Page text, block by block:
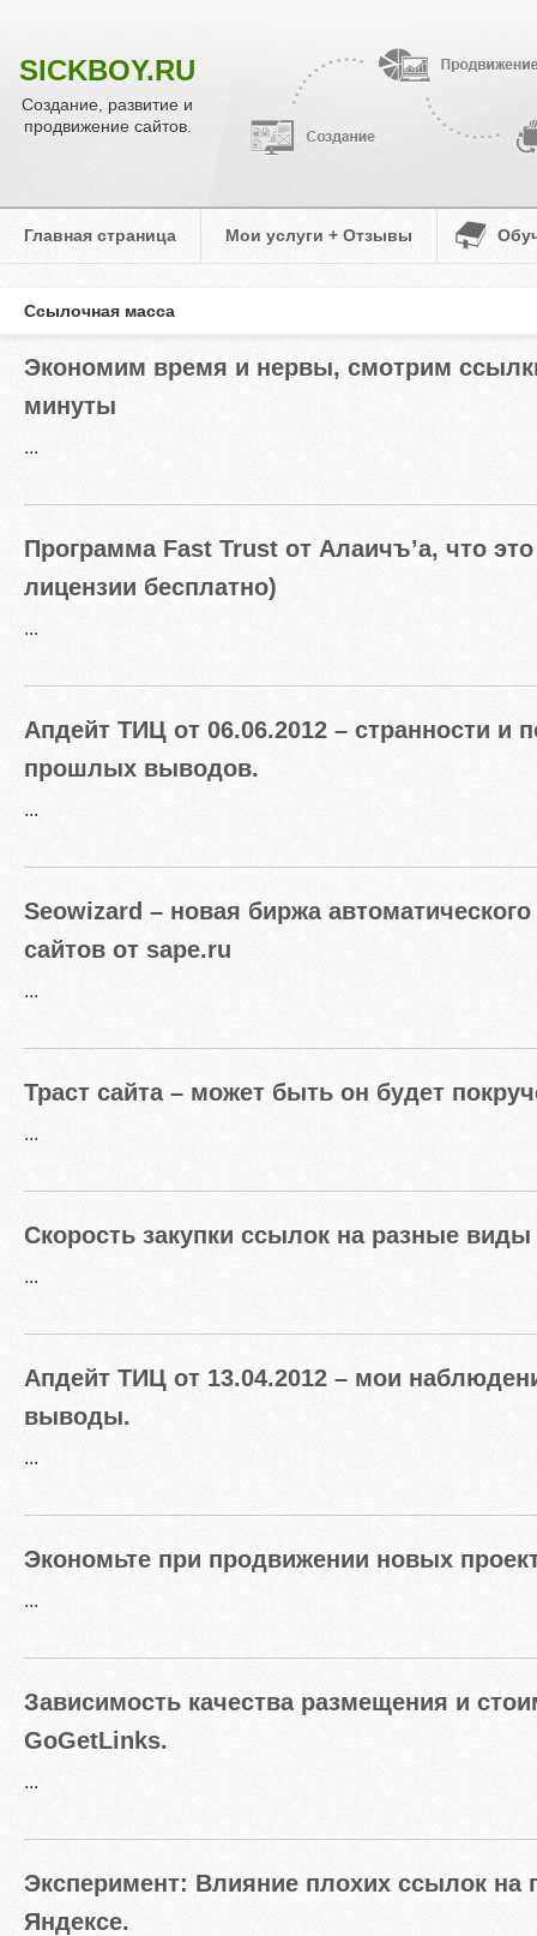
SICKBOY.RU
Создание, развитие и
продвижение сайтов.
Главная страница Мои услуги + Отзывы
Ссылочная масса
Экономим время и нервы, смотрим
минуты
...
Программа Fast Trust от Алаичъ’а, что
лицензии бесплатно)
...
Апдейт ТИЦ от 06.06.2012 – странности и
прошлых выводов.
...
Seowizard – новая биржа
сайтов от sape.ru
...
Траст сайта – может быть он будет
...
Скорость закупки ссылок на разные виды
...
Апдейт ТИЦ от 13.04.2012 – мои
выводы.
...
Экономьте при продвижении новых
...
Зависимость качества размещения и
GoGetLinks.
...
Эксперимент: Влияние плохих ссылок на
Яндексе.